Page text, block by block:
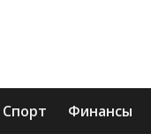
Спорт Финансы